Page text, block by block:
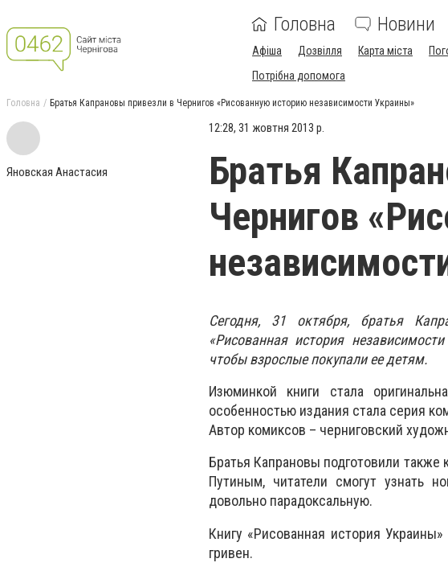
Головна Новини
Афіша Дозвілля Карта міста
Потрібна допомога
Головна Братья Капрановы привезли в Чернигов «Рисованную историю независимости Украины»
Яновская Анастасия
12:28, 31 жовтня 2013 р.
Братья
Чернигов
Сегодня, 31 октября, братья
«Рисованная история
чтобы взрослые покупали ее детям.
Изюминкой книги стала
особенностью издания стала серия
Автор комиксов – черниговский
Братья Капрановы подготовили
Путиным, читатели смогут узнать
довольно парадоксальную.
Книгу «Рисованная история
гривен.